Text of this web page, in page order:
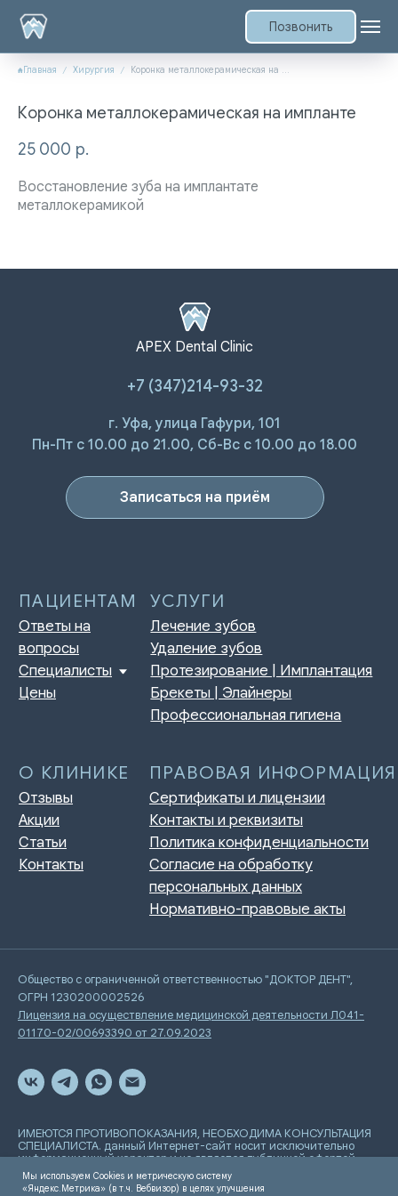
Позвонить
Главная Хирургия Коронка металлокерамическая на импланте
Коронка металлокерамическая на импланте
25 000 р.
Восстановление зуба на имплантате
металлокерамикой
APEX Dental Clinic
+7 (347)214-93-32
г. Уфа, улица Гафури, 101
Пн-Пт с 10.00 до 21.00, Сб-Вс с 10.00 до 18.00
Записаться на приём
Ответы на
Специалисты
УСЛУГИ
Лечение зубов
Протезирование | Имплантация
Брекеты | Элайнеры
Статьи
Контакты
Политика конфиденциальности
Согласие на обработку
персональных данных
Нормативно-правовые акты
Общество с ограниченной ответственностью "ДОКТОР ДЕНТ",
ОГРН 1230200002526
Лицензия на осуществление медицинской деятельности Л041-
01170-02/00693390 от 27.09.2023
ИМЕЮТСЯ ПРОТИВОПОКАЗАНИЯ, НЕОБХОДИМА КОНСУЛЬТАЦИЯ
СПЕЦИАЛИСТА. данный Интернет-сайт носит исключительно
информационный характер и не является публичной офертой,
определяемой положениями Статьи 437 Гражданского
кодекса РФ
Мы используем Cookies и метрическую систему
«Яндекс.Метрика» (в т.ч. Вебвизор) в целях улучшения